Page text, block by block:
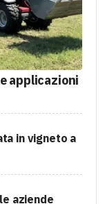
applicazioni
in vigneto a
aziende